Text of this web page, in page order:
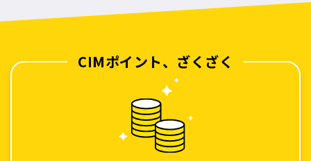
CIMポイント、ざくざく